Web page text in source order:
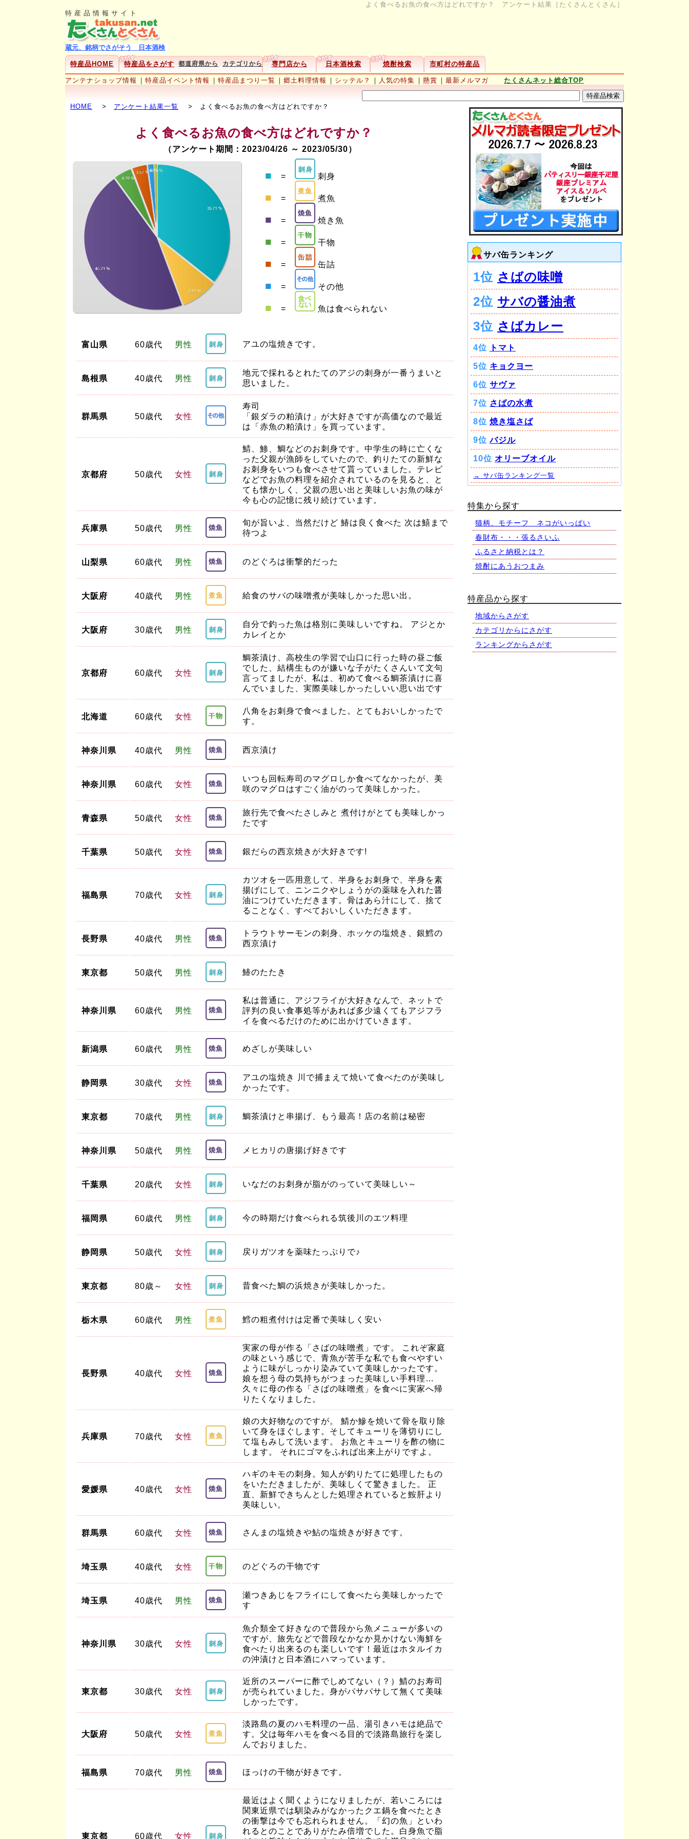
よく食べるお魚の食べ方はどれですか？ アンケート結果［たくさんとくさん］
特産品情報サイト
特産品HOME 特産品をさがす 都道府県から カテゴリから 専門店から 日本酒検索 焼酎検索 市町村の特産品
アンテナショップ情報 ｜ 特産品イベント情報 ｜ 特産品まつり一覧 ｜ 郷土料理情報 ｜ シッテル？ ｜ 人気の特集 ｜ 懸賞 ｜ 最新メルマガ たくさんネット総合TOP
HOME > アンケート結果一覧 > よく食べるお魚の食べ方はどれですか？
よく食べるお魚の食べ方はどれですか？
（アンケート期間：2023/04/26 ～ 2023/05/30）
■ = 刺身
■ = 煮魚
■ = 焼き魚
■ = 干物
■ = 缶詰
■ = その他
■ = 魚は食べられない
富山県 60歳代 男性 アユの塩焼きです。
島根県 40歳代 男性
地元で採れるとれたてのアジの刺身が一番うまいと
思いました。
群馬県 50歳代 女性
寿司
「銀ダラの粕漬け」が大好きですが高価なので最近
は「赤魚の粕漬け」を買っています。
京都府 50歳代 女性
鯖、鯵、鯛などのお刺身です。中学生の時に亡くな
った父親が漁師をしていたので、釣りたての新鮮な
お刺身をいつも食べさせて貰っていました。テレビ
などでお魚の料理を紹介されているのを見ると、と
ても懐かしく、父親の思い出と美味しいお魚の味が
今も心の記憶に残り続けています。
兵庫県 50歳代 男性
旬が旨いよ、当然だけど 鰆は良く食べた 次は鱚まで
待つよ
山梨県 60歳代 男性 のどぐろは衝撃的だった
大阪府 40歳代 男性 給食のサバの味噌煮が美味しかった思い出。
大阪府 30歳代 男性
自分で釣った魚は格別に美味しいですね。 アジとか
カレイとか
京都府 60歳代 女性
鯛茶漬け、高校生の学習で山口に行った時の昼ご飯
でした、結構生ものが嫌いな子がたくさんいて文句
言ってましたが、私は、初めて食べる鯛茶漬けに喜
んでいました、実際美味しかったしいい思い出です
北海道 60歳代 女性
八角をお刺身で食べました。とてもおいしかったで
す。
神奈川県 40歳代 男性 西京漬け
神奈川県 60歳代 女性
いつも回転寿司のマグロしか食べてなかったが、美
咲のマグロはすごく油がのって美味しかった。
青森県 50歳代 女性
旅行先で食べたさしみと 煮付けがとても美味しかっ
たです
千葉県 50歳代 女性 銀だらの西京焼きが大好きです!
福島県 70歳代 女性
カツオを一匹用意して、半身をお刺身で、半身を素
揚げにして、ニンニクやしょうがの薬味を入れた醤
油につけていただきます。骨はあら汁にして、捨て
ることなく、すべておいしくいただきます。
長野県 40歳代 男性
トラウトサーモンの刺身、ホッケの塩焼き、銀鱈の
西京漬け
東京都 50歳代 男性 鰆のたたき
神奈川県 60歳代 男性
私は普通に、アジフライが大好きなんで、ネットで
評判の良い食事処等があれば多少遠くてもアジフラ
イを食べるだけのために出かけていきます。
新潟県 60歳代 男性 めざしが美味しい
静岡県 30歳代 女性
アユの塩焼き 川で捕まえて焼いて食べたのが美味し
かったです。
東京都 70歳代 男性 鯛茶漬けと串揚げ、もう最高！店の名前は秘密
神奈川県 50歳代 男性 メヒカリの唐揚げ好きです
千葉県 20歳代 女性 いなだのお刺身が脂がのっていて美味しい～
福岡県 60歳代 男性 今の時期だけ食べられる筑後川のエツ料理
静岡県 50歳代 女性 戻りガツオを薬味たっぷりで♪
東京都 80歳～ 女性 昔食べた鯛の浜焼きが美味しかった。
栃木県 60歳代 男性 鱈の粗煮付けは定番で美味しく安い
長野県 40歳代 女性
実家の母が作る「さばの味噌煮」です。 これぞ家庭
の味という感じで、青魚が苦手な私でも食べやすい
ように味がしっかり染みていて美味しかったです。
娘を想う母の気持ちがつまった美味しい手料理…
久々に母の作る「さばの味噌煮」を食べに実家へ帰
りたくなりました。
兵庫県 70歳代 女性
娘の大好物なのですが。 鯖か鰺を焼いて骨を取り除
いて身をほぐします。そしてキューリを薄切りにし
て塩もみして洗います。 お魚とキューリを酢の物に
します。 それにゴマをふれば出来上がりですよ。
愛媛県 40歳代 女性
ハギのキモの刺身。知人が釣りたてに処理したもの
をいただきましたが、美味しくて驚きました。 正
直、新鮮できちんとした処理されていると鮟肝より
美味しい。
群馬県 60歳代 女性 さんまの塩焼きや鮎の塩焼きが好きです。
埼玉県 40歳代 女性 のどぐろの干物です
埼玉県 40歳代 男性
瀬つきあじをフライにして食べたら美味しかったで
す
神奈川県 30歳代 女性
魚介類全て好きなので普段から魚メニューが多いの
ですが、旅先などで普段なかなか見かけない海鮮を
食べたり出来るのも楽しいです！最近はホタルイカ
の沖漬けと日本酒にハマっています。
東京都 30歳代 女性
近所のスーパーに酢でしめてない（？）鯖のお寿司
が売られていました。身がパサパサして無くて美味
しかったです。
大阪府 50歳代 女性
淡路島の夏のハモ料理の一品、湯引きハモは絶品で
す。父は毎年ハモを食べる目的で淡路島旅行を楽し
んでおりました。
福島県 70歳代 男性 ほっけの干物が好きです。
東京都 60歳代 女性
最近はよく聞くようになりましたが、若いころには
関東近県では馴染みがなかったクエ鍋を食べたとき
の衝撃は今でも忘れられません。「幻の魚」といわ
れるとのことでありがたみ倍増でした。白身魚で脂
サバ缶ランキング
1位 さばの味噌
2位 サバの醤油煮
3位 さばカレー
4位 トマト
5位 キョクヨー
6位 サヴァ
7位 さばの水煮
8位 焼き塩さば
9位バジル
10位 オリーブオイル
→ サバ缶ランキング一覧
特集から探す
猫柄、モチーフ ネコがいっぱい
春財布・・・張るさいふ
ふるさと納税とは？
焼酎にあうおつまみ
特産品から探す
地域からさがす
カテゴリからにさがす
ランキングからさがす